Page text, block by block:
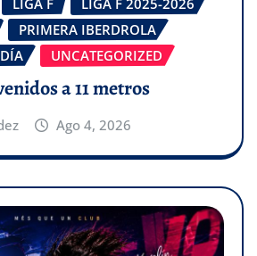
PRIMERA IBERDROLA
UNCATEGORIZED
a 11 metros
Ago 4, 2026